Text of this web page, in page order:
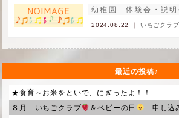
幼稚園 体験会・説明
2024.08.22 ｜ いちごクラブ
最近の投稿
★食育～お米をといで、にぎったよ！！
８月 いちごクラブ
＆ベビーの日
申し込